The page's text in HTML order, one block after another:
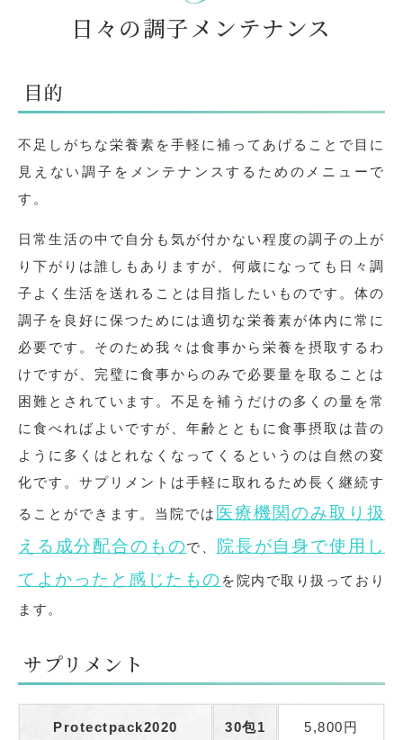
日々の調子メンテナンス
目的
不足しがちな栄養素を手軽に補ってあげることで目に
見えない調子をメンテナンスするためのメニューで
す。
日常生活の中で自分も気が付かない程度の調子の上が
り下がりは誰しもありますが、何歳になっても日々調
子よく生活を送れることは目指したいものです。体の
調子を良好に保つためには適切な栄養素が体内に常に
必要です。そのため我々は食事から栄養を摂取するわ
けですが、完璧に食事からのみで必要量を取ることは
困難とされています。不足を補うだけの多くの量を常
に食べればよいですが、年齢とともに食事摂取は昔の
ように多くはとれなくなってくるというのは自然の変
化です。サプリメントは手軽に取れるため長く継続す
ることができます。当院では 医療機関のみ取り扱
える成分配合のもので、 院長が自身で使用し
てよかったと感じたもの を院内で取り扱っており
ます。
サプリメント
Protectpack2020
30包1
5,800円